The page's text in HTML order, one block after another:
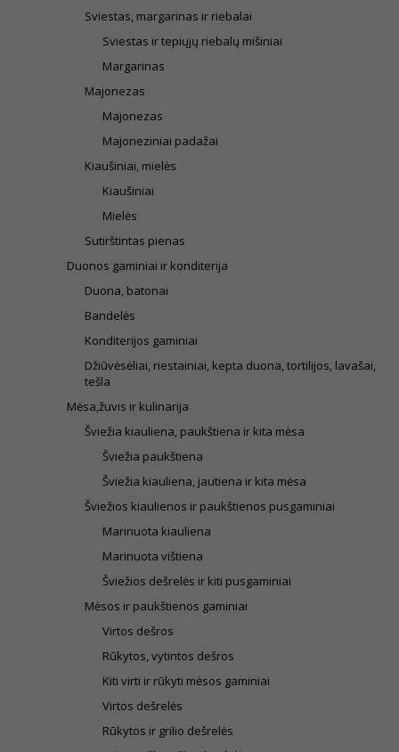
Sviestas, margarinas ir riebalai
Sviestas ir tepiųjų riebalų mišiniai
Margarinas
Majonezas
Majonezas
Majoneziniai padažai
Kiaušiniai, mielės
Kiaušiniai
Mielės
Sutirštintas pienas
Duonos gaminiai ir konditerija
Duona, batonai
Bandelės
Konditerijos gaminiai
Džiūvėsėliai, riestainiai, kepta duona, tortilijos, lavašai,
tešla
Mėsa,žuvis ir kulinarija
Šviežia kiauliena, paukštiena ir kita mėsa
Šviežia paukštiena
Šviežia kiauliena, jautiena ir kita mėsa
Šviežios kiaulienos ir paukštienos pusgaminiai
Marinuota kiauliena
Marinuota vištiena
Šviežios dešrelės ir kiti pusgaminiai
Mėsos ir paukštienos gaminiai
Virtos dešros
Rūkytos, vytintos dešros
Kiti virti ir rūkyti mėsos gaminiai
Virtos dešrelės
Rūkytos ir grilio dešrelės